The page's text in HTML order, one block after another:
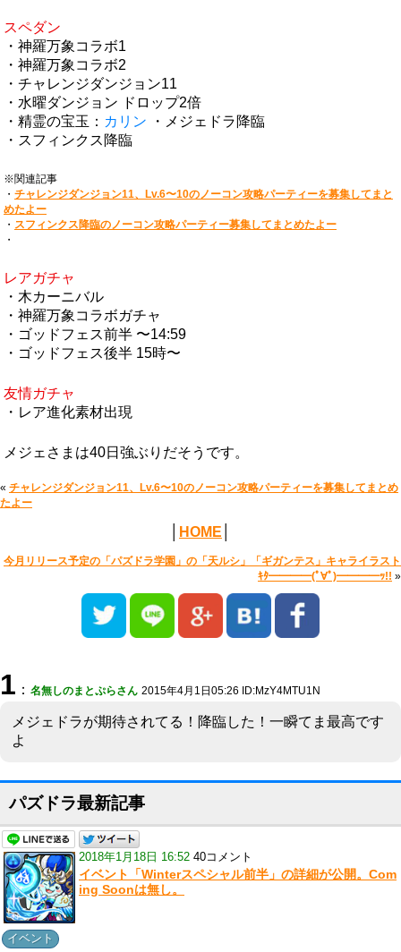
スペダン
・神羅万象コラボ1
・神羅万象コラボ2
・チャレンジダンジョン11
・水曜ダンジョン ドロップ2倍
・精霊の宝玉： カリン ・メジェドラ降臨
・スフィンクス降臨
※関連記事
・ チャレンジダンジョン11、Lv.6〜10のノーコン攻略パーティーを募集してまと
めたよー
・ スフィンクス降臨のノーコン攻略パーティー募集してまとめたよー
・
レアガチャ
・木カーニバル
・神羅万象コラボガチャ
・ゴッドフェス前半 〜14:59
・ゴッドフェス後半 15時〜
友情ガチャ
・レア進化素材出現
メジェさまは40日強ぶりだそうです。
« チャレンジダンジョン11、Lv.6〜10のノーコン攻略パーティーを募集してまとめ
たよー
HOME
今月リリース予定の「パズドラ学園」の「天ルシ」「ギガンテス」キャライラスト
ｷﾀ━━━━(ﾟ∀ﾟ)━━━━ｯ!! »
1 ： 名無しのまとぷらさん 2015年4月1日05:26 ID:MzY4MTU1N
メジェドラが期待されてる！降臨した！一瞬てま最高です
よ
パズドラ最新記事
2018年1月18日 16:52 40コメント
イベント「Winterスペシャル前半」の詳細が公開。Com
ing Soonは無し。
イベント